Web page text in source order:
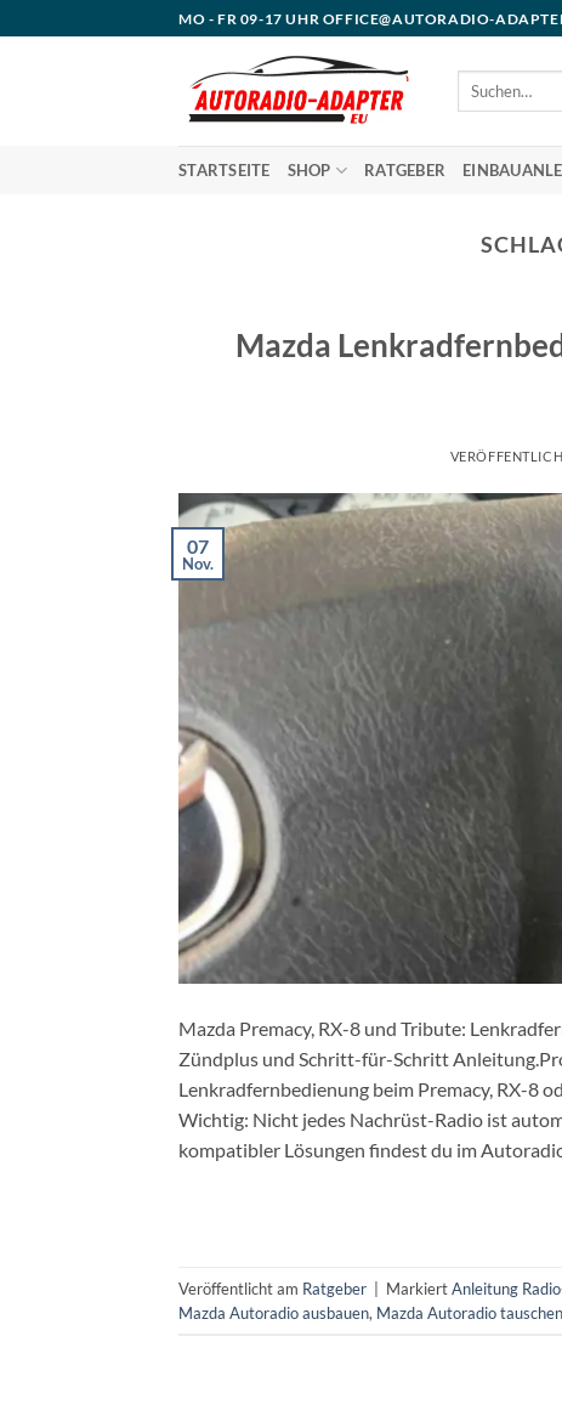
Inhalt
MO - FR 09-17 UHR OFFICE@AUTORADIO-
Suchen
STARTSEITE SHOP RATGEBER
Mazda
07
Nov.
Mazda Premacy, RX-8 und Tribute:
Zündplus und Schritt-für-Schritt
Lenkradfernbedienung beim Premacy, RX-8
Wichtig: Nicht jedes Nachrüst-Radio ist
kompatibler Lösungen findest du im
Veröffentlicht am Ratgeber | MarkiertAnleitung
Mazda Autoradio ausbauen, Mazda Autoradio tauschen